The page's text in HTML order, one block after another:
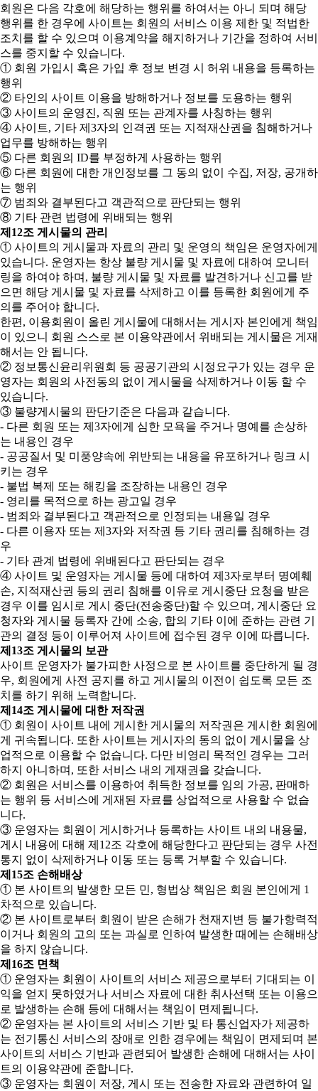
회원은 다음 각호에 해당하는 행위를 하여서는 아니 되며 해당
행위를 한 경우에 사이트는 회원의 서비스 이용 제한 및 적법한
조치를 할 수 있으며 이용계약을 해지하거나 기간을 정하여 서비
스를 중지할 수 있습니다.
① 회원 가입시 혹은 가입 후 정보 변경 시 허위 내용을 등록하는
행위
② 타인의 사이트 이용을 방해하거나 정보를 도용하는 행위
③ 사이트의 운영진, 직원 또는 관계자를 사칭하는 행위
④ 사이트, 기타 제3자의 인격권 또는 지적재산권을 침해하거나
업무를 방해하는 행위
⑤ 다른 회원의 ID를 부정하게 사용하는 행위
⑥ 다른 회원에 대한 개인정보를 그 동의 없이 수집, 저장, 공개하
는 행위
⑦ 범죄와 결부된다고 객관적으로 판단되는 행위
⑧ 기타 관련 법령에 위배되는 행위
제12조 게시물의 관리
① 사이트의 게시물과 자료의 관리 및 운영의 책임은 운영자에게
있습니다. 운영자는 항상 불량 게시물 및 자료에 대하여 모니터
링을 하여야 하며, 불량 게시물 및 자료를 발견하거나 신고를 받
으면 해당 게시물 및 자료를 삭제하고 이를 등록한 회원에게 주
의를 주어야 합니다.
한편, 이용회원이 올린 게시물에 대해서는 게시자 본인에게 책임
이 있으니 회원 스스로 본 이용약관에서 위배되는 게시물은 게재
해서는 안 됩니다.
② 정보통신윤리위원회 등 공공기관의 시정요구가 있는 경우 운
영자는 회원의 사전동의 없이 게시물을 삭제하거나 이동 할 수
있습니다.
③ 불량게시물의 판단기준은 다음과 같습니다.
- 다른 회원 또는 제3자에게 심한 모욕을 주거나 명예를 손상하
는 내용인 경우
- 공공질서 및 미풍양속에 위반되는 내용을 유포하거나 링크 시
키는 경우
- 불법 복제 또는 해킹을 조장하는 내용인 경우
- 영리를 목적으로 하는 광고일 경우
- 범죄와 결부된다고 객관적으로 인정되는 내용일 경우
- 다른 이용자 또는 제3자와 저작권 등 기타 권리를 침해하는 경
우
- 기타 관계 법령에 위배된다고 판단되는 경우
④ 사이트 및 운영자는 게시물 등에 대하여 제3자로부터 명예훼
손, 지적재산권 등의 권리 침해를 이유로 게시중단 요청을 받은
경우 이를 임시로 게시 중단(전송중단)할 수 있으며, 게시중단 요
청자와 게시물 등록자 간에 소송, 합의 기타 이에 준하는 관련 기
관의 결정 등이 이루어져 사이트에 접수된 경우 이에 따릅니다.
제13조 게시물의 보관
사이트 운영자가 불가피한 사정으로 본 사이트를 중단하게 될 경
우, 회원에게 사전 공지를 하고 게시물의 이전이 쉽도록 모든 조
치를 하기 위해 노력합니다.
제14조 게시물에 대한 저작권
① 회원이 사이트 내에 게시한 게시물의 저작권은 게시한 회원에
게 귀속됩니다. 또한 사이트는 게시자의 동의 없이 게시물을 상
업적으로 이용할 수 없습니다. 다만 비영리 목적인 경우는 그러
하지 아니하며, 또한 서비스 내의 게재권을 갖습니다.
② 회원은 서비스를 이용하여 취득한 정보를 임의 가공, 판매하
는 행위 등 서비스에 게재된 자료를 상업적으로 사용할 수 없습
니다.
③ 운영자는 회원이 게시하거나 등록하는 사이트 내의 내용물,
게시 내용에 대해 제12조 각호에 해당한다고 판단되는 경우 사전
통지 없이 삭제하거나 이동 또는 등록 거부할 수 있습니다.
제15조 손해배상
① 본 사이트의 발생한 모든 민, 형법상 책임은 회원 본인에게 1
차적으로 있습니다.
② 본 사이트로부터 회원이 받은 손해가 천재지변 등 불가항력적
이거나 회원의 고의 또는 과실로 인하여 발생한 때에는 손해배상
을 하지 않습니다.
제16조 면책
① 운영자는 회원이 사이트의 서비스 제공으로부터 기대되는 이
익을 얻지 못하였거나 서비스 자료에 대한 취사선택 또는 이용으
로 발생하는 손해 등에 대해서는 책임이 면제됩니다.
② 운영자는 본 사이트의 서비스 기반 및 타 통신업자가 제공하
는 전기통신 서비스의 장애로 인한 경우에는 책임이 면제되며 본
사이트의 서비스 기반과 관련되어 발생한 손해에 대해서는 사이
트의 이용약관에 준합니다.
③ 운영자는 회원이 저장, 게시 또는 전송한 자료와 관련하여 일